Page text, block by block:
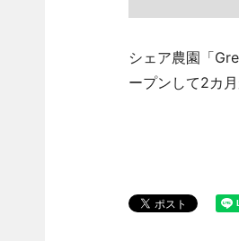
シェア農園「
ープンして2カ月